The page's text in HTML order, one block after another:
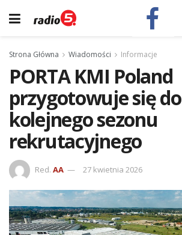
Strona Główna Wiadomości Informacje
PORTA KMI Poland
przygotowuje się do
kolejnego sezonu
rekrutacyjnego
Red. AA 27 kwietnia 2026